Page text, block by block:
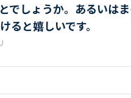
でしょうか。あるいは
ると嬉しいです。